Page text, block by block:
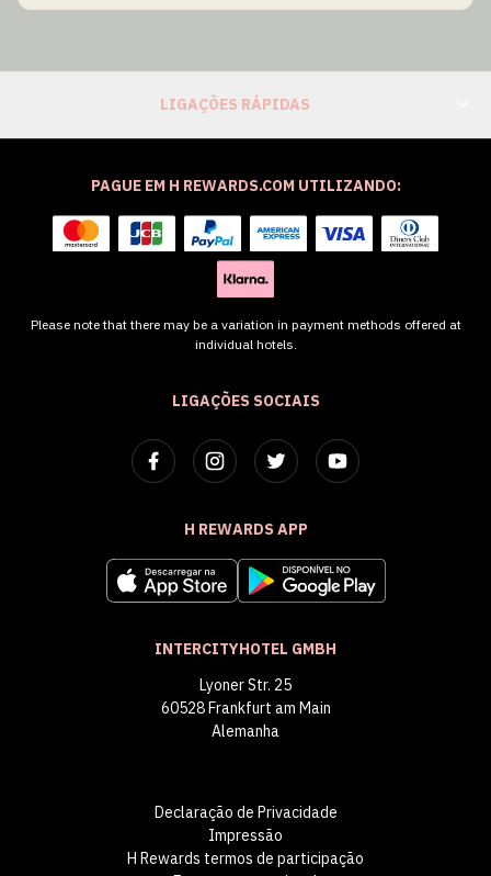
LIGAÇÕES RÁPIDAS
LIGAÇÕES SOCIAIS
H REWARDS APP
INTERCITYHOTEL GMBH
Lyoner Str. 25
60528 Frankfurt am Main
Alemanha
PAGUE EM H REWARDS.COM UTILIZANDO:
Please note that there may be a variation in payment methods offered at
individual hotels.
Declaração de Privacidade
Impressão
H Rewards termos de participação